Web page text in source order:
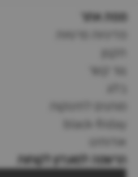
מפת אתר
צור קשר
מותגים לתינוקות
black-friday
אודותינו
הרשמה למועדון לקוחות